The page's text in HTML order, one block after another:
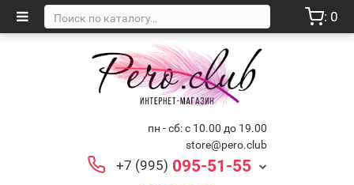
: 0
пн - сб: с 10.00 до 19.00
store@pero.club
+7 (995) 095-51-55